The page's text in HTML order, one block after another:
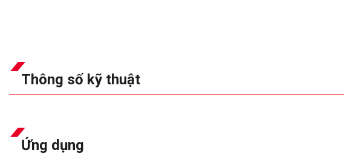
Thông số kỹ thuật
Ứng dụng